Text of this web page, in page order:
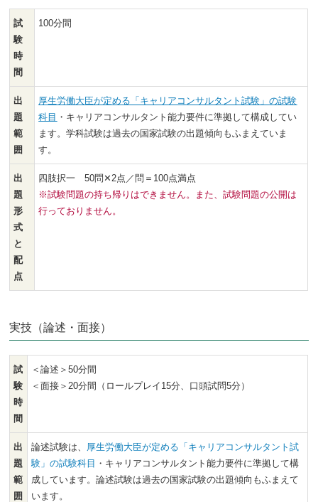
試
験
時
間
100分間
出
題
範
囲
厚生労働大臣が定める「キャリアコンサルタント試験」の試験
科目 ・キャリアコンサルタント能力要件に準拠して構成してい
ます。学科試験は過去の国家試験の出題傾向もふまえていま
す。
出
題
形
式
と
配
点
四肢択一 50問✕2点／問＝100点満点
※試験問題の持ち帰りはできません。また、試験問題の公開は
行っておりません。
実技（論述・面接）
試
験
時
間
＜論述＞50分間
＜面接＞20分間（ロールプレイ15分、口頭試問5分）
出
題
範
囲
論述試験は、 厚生労働大臣が定める「キャリアコンサルタント試
験」の試験科目 ・キャリアコンサルタント能力要件に準拠して構
成しています。論述試験は過去の国家試験の出題傾向もふまえて
います。